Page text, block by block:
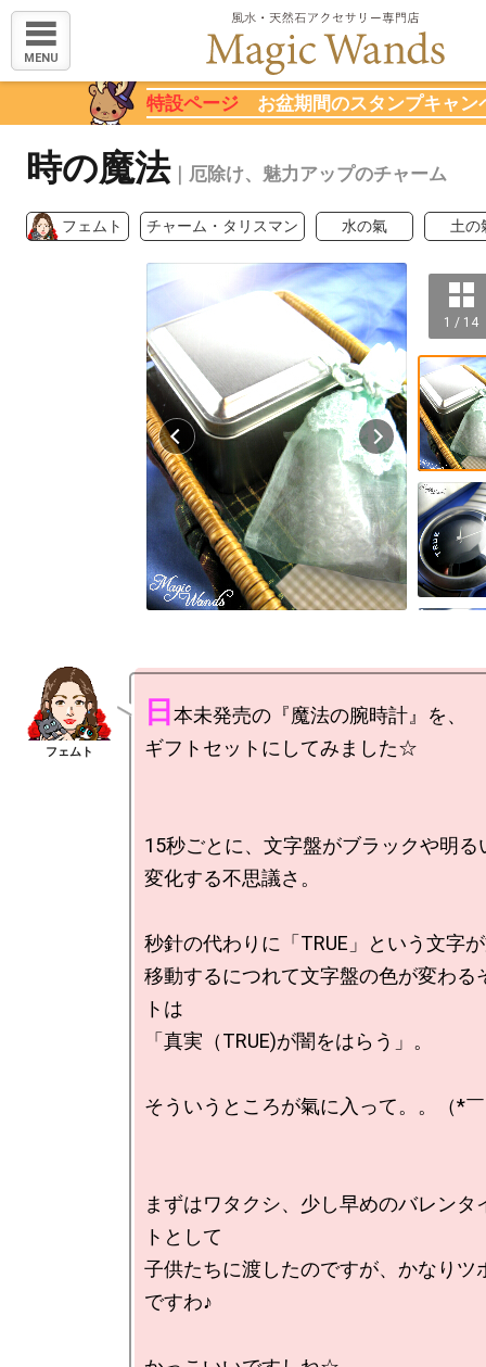
MENU
特設ページ お盆期間のスタンプキャン
時の魔法｜厄除け、魅力アップのチャーム
フェムト チャーム・タリスマン 水の氣 土の
1 / 14
日 本未発売の『魔法の腕時計』を、
ギフトセットにしてみました☆
15秒ごとに、文字盤がブラックや明る
変化する不思議さ。
秒針の代わりに「TRUE」という文字
移動するにつれて文字盤の色が変わる
トは
「真実（TRUE)が闇をはらう」。
そういうところが氣に入って。。（*
まずはワタクシ、少し早めのバレンタ
トとして
子供たちに渡したのですが、かなりツ
ですわ♪